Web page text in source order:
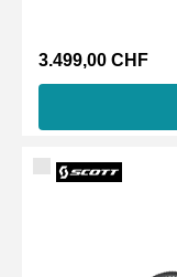
3.499,00 CHF